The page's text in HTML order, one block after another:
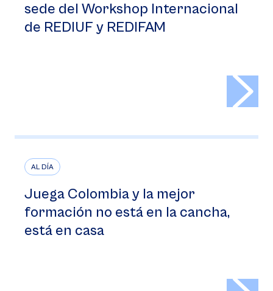
sede del Workshop Internacional
de REDIUF y REDIFAM
AL DÍA
Juega Colombia y la mejor
formación no está en la cancha,
está en casa